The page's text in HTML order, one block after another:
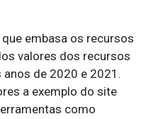
embasa os recursos
valores dos recursos
de 2020 e 2021.
a exemplo do site
como